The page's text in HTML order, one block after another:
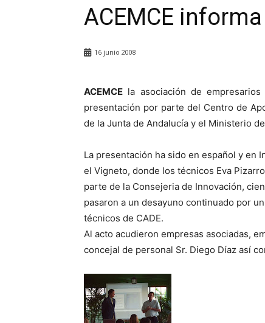
ACEMCE informa
16 junio 2008
ACEMCE la asociación de
presentación por parte del Centro de
de la Junta de Andalucía y el Ministerio
La presentación ha sido en español y en
el Vigneto, donde los técnicos Eva
parte de la Consejeria de Innovación,
pasaron a un desayuno continuado por
técnicos de CADE.
Al acto acudieron empresas asociadas,
concejal de personal Sr. Diego Díaz así